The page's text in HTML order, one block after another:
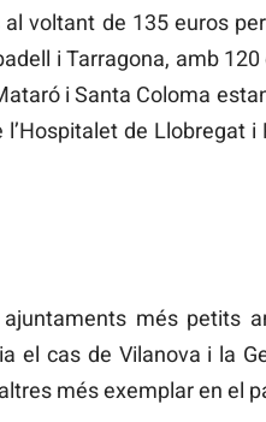
voltant de 135 euros
i Tarragona, amb
i Santa Coloma
de Llobregat i
més petits
el cas de Vilanova i la
més exemplar en el